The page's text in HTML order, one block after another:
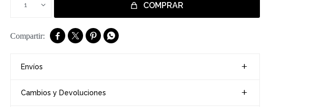
1 COMPRAR
   
Envíos
Cambios y Devoluciones